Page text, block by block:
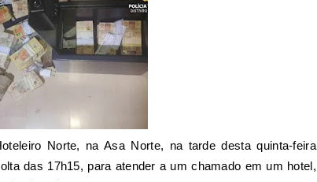
Norte, na Asa Norte, na tarde desta quinta-feira
das 17h15, para atender a um chamado em um hotel,